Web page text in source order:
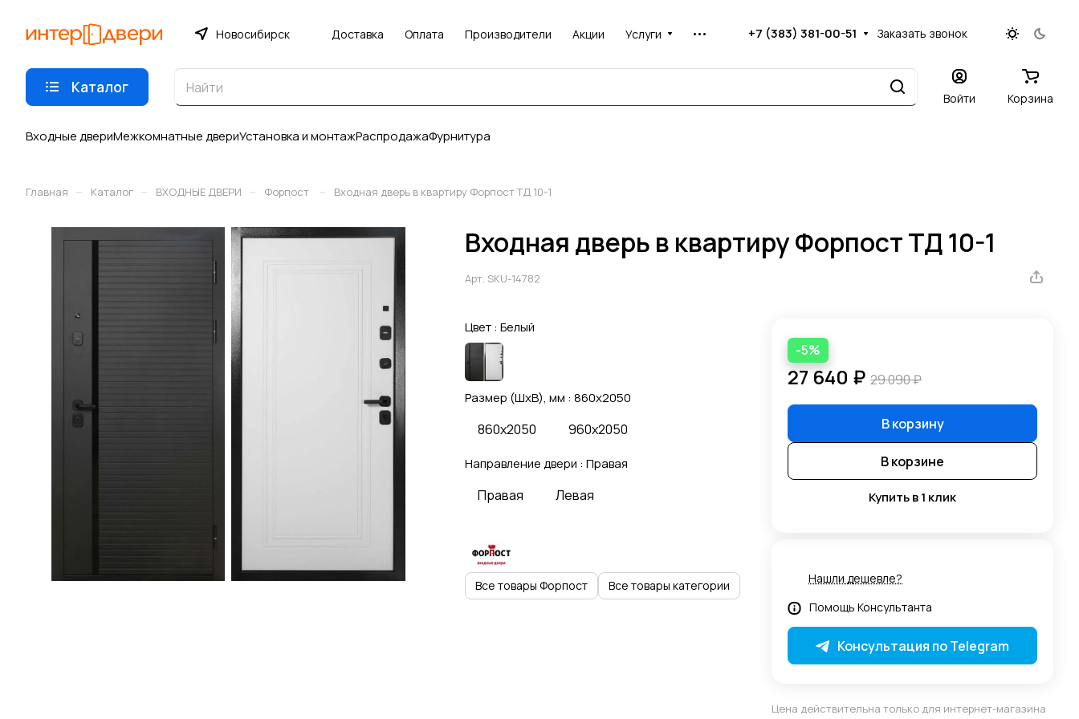
Новосибирск Доставка Оплата Производители Акции Услуги +7 (383) 381-00-51 Заказать звонок
Каталог
Войти Корзина
Входные двериМежкомнатные двериУстановка и монтажРаспродажаФурнитура
Главная – Каталог – ВХОДНЫЕ ДВЕРИ – Форпост – Входная дверь в квартиру Форпост ТД 10-1
Входная дверь в квартиру Форпост ТД 10-1
Арт. SKU-14782
Цвет : Белый
Размер (ШхВ), мм : 860x2050
860x2050 960x2050
Направление двери : Правая
Правая Левая
Все товары Форпост Все товары категории
-5%
27 640 ₽ 29 090 ₽
В корзину
В корзине
Купить в 1 клик
Нашли дешевле?
Помощь Консультанта
Консультация по Telegram
Цена действительна только для интернет-магазина